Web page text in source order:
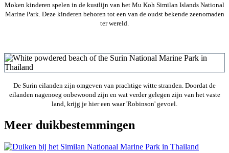
Moken kinderen spelen in de kustlijn van het Mu Koh Similan Islands National
Marine Park. Deze kinderen behoren tot een van de oudst bekende zeenomaden
ter wereld.
De Surin eilanden zijn omgeven van prachtige witte stranden. Doordat de
eilanden nagenoeg onbewoond zijn en wat verder gelegen zijn van het vaste
land, krijg je hier een waar 'Robinson' gevoel.
Meer duikbestemmingen